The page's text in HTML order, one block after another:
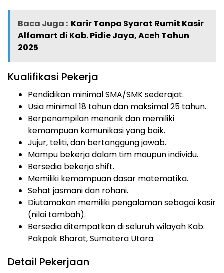
Baca Juga : Karir Tanpa Syarat Rumit Kasir
Alfamart di Kab. Pidie Jaya, Aceh Tahun
2025
Kualifikasi Pekerja
Pendidikan minimal SMA/SMK sederajat.
Usia minimal 18 tahun dan maksimal 25 tahun.
Berpenampilan menarik dan memiliki
kemampuan komunikasi yang baik.
Jujur, teliti, dan bertanggung jawab.
Mampu bekerja dalam tim maupun individu.
Bersedia bekerja shift.
Memiliki kemampuan dasar matematika.
Sehat jasmani dan rohani.
Diutamakan memiliki pengalaman sebagai kasir
(nilai tambah).
Bersedia ditempatkan di seluruh wilayah Kab.
Pakpak Bharat, Sumatera Utara.
Detail Pekerjaan